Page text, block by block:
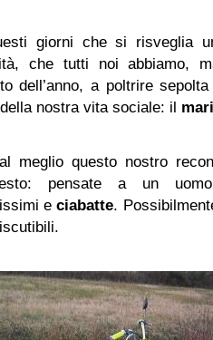
giorni che si risveglia
che tutti noi abbiamo,
dell’anno, a poltrire
nostra vita sociale: il
meglio questo nostro
pensate a un
eciabatte.